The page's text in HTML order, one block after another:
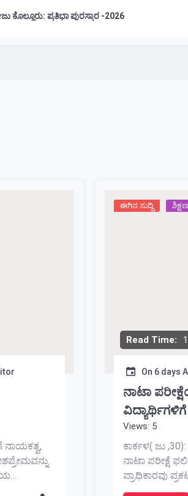
ದೇವಳದ ಸ್ವತಂತ್ರ ಪಿ ಯು ಕಾಲೇಜು ಕೊಲ್ಲೂರು: ಪ್ರತಿಭಾ ಪುರಸ್ಕಾರ -2026
ನಾಯಕತ್ವ,
ಎಂದು
Read Time:
ಈಗಿನ ಸುದ್ದಿ
On 6 days
ನಾಟಾ
ವಿದ್ಯಾರ್ಥಿಗಳಿಗೆ
Views: 5
ಕಾರ್ಕಳ( ಜು
ನಾಟಾ ಪರೀಕ್ಷೆ
ಪ್ರಾಧಿಕಾರವು
ವಿದ್ಯಾರ್ಥಿಗಳು